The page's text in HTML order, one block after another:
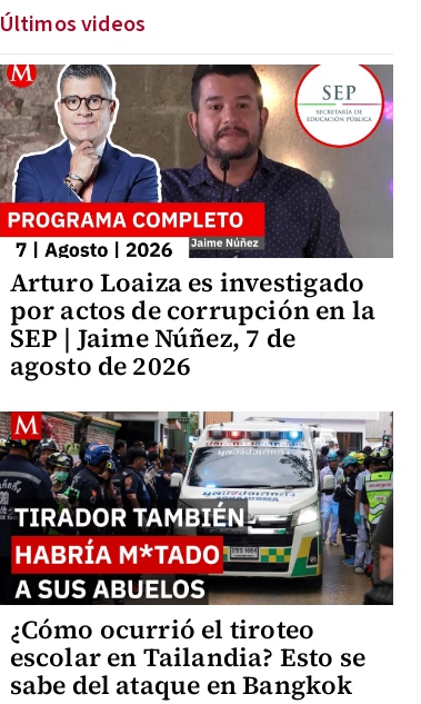
Últimos videos
Arturo Loaiza es investigado
por actos de corrupción en la
SEP | Jaime Núñez, 7 de
agosto de 2026
¿Cómo ocurrió el tiroteo
escolar en Tailandia? Esto se
sabe del ataque en Bangkok